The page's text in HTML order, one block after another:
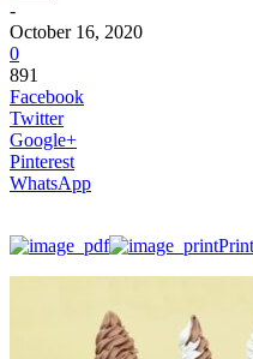
-
October 16, 2020
0
891
Facebook
Twitter
Google+
Pinterest
WhatsApp
Print